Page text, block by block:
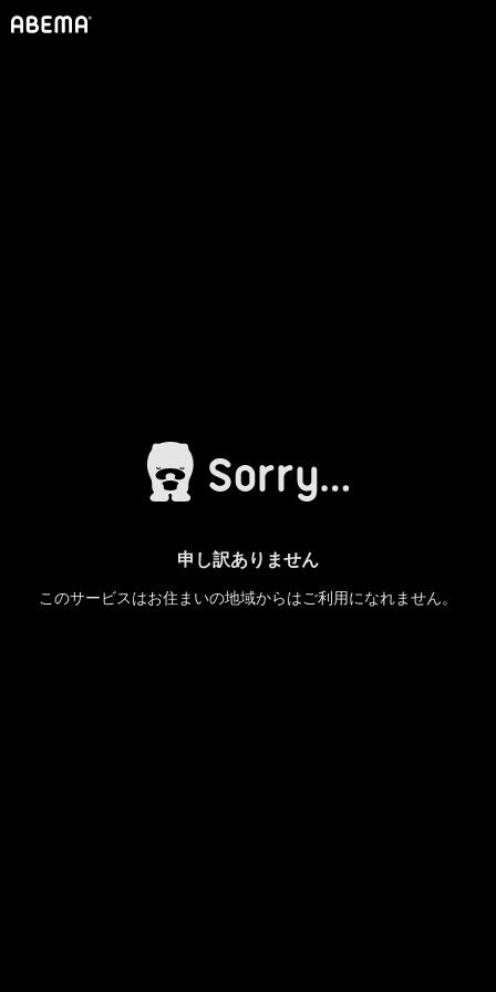
申し訳ありません
このサービスはお住まいの地域からはご利用になれません。